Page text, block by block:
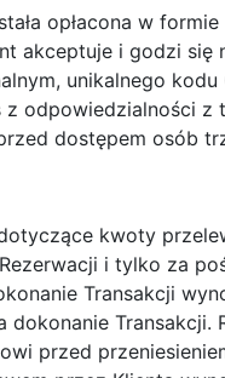
opłacona w
akceptuje i godzi
unikalnego
odpowiedzialności
dostępem osób
kwoty
i tylko za
Transakcji
przed